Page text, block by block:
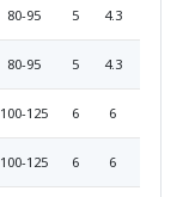
80-95 5 4.3
80-95 5 4.3
100-125 6 6
100-125 6 6